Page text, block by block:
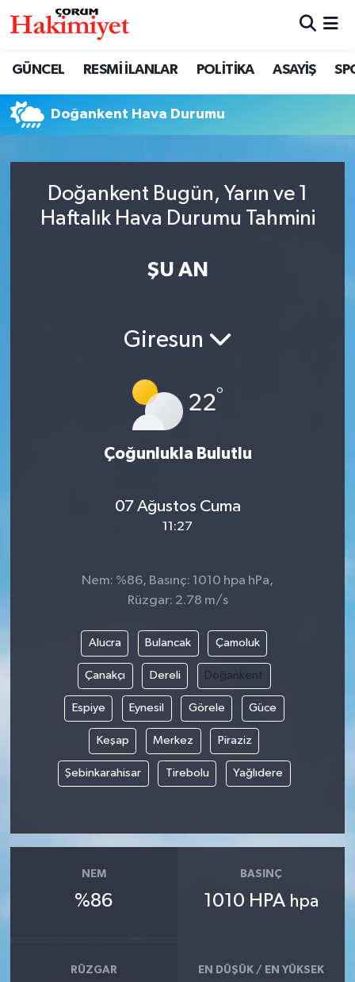
GÜNCEL RESMİ İLANLAR POLİTİKA ASAYİŞ
Doğankent Hava Durumu
Doğankent Bugün, Yarın ve 1
Haftalık Hava Durumu Tahmini
ŞU AN
Giresun
22°
Çoğunlukla Bulutlu
07 Ağustos Cuma
11:27
Nem: %86, Basınç: 1010 hpa hPa,
Rüzgar: 2.78 m/s
Alucra Bulancak Çamoluk
Çanakçı Dereli Doğankent
Espiye Eynesil Görele Güce
Keşap Merkez Piraziz
Şebinkarahisar Tirebolu Yağlıdere
NEM
%86
BASINÇ
1010 HPA hpa
RÜZGAR EN DÜŞÜK / EN YÜKSEK
EKONOMİ
TEKNOLOJİ
Nöbetçi Eczaneler
Süper Lig Puan Durumu ve Fikstür